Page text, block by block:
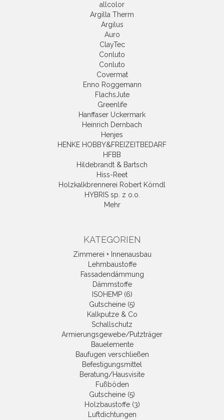
allcolor
Argilla Therm
Argilus
Auro
ClayTec
Conluto
Conluto
Covermat
Enno Roggemann
FlachsJute
Greenlife
Hanffaser Uckermark
Heinrich Dernbach
Henjes
HENKE HOBBY&FREIZEITBEDARF
HFBB
Hildebrandt & Bartsch
Hiss-Reet
Holzkalkbrennerei Robert Körndl
HYBRIS sp. z o.o.
Mehr
KATEGORIEN
Zimmerei + Innenausbau
Lehmbaustoffe
Fassadendämmung
Dämmstoffe
ISOHEMP (6)
Gutscheine (5)
Kalkputze & Co
Schallschutz
Armierungsgewebe/Putzträger
Bauelemente
Baufugen verschließen
Befestigungsmittel
Beratung/Hausvisite
Fußböden
Gutscheine (5)
Holzbaustoffe (3)
Luftdichtungen